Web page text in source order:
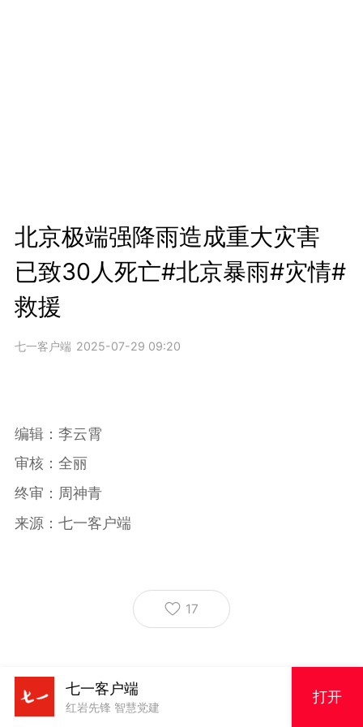
北京极端强降雨造成重大灾害
已致30人死亡#北京暴雨#灾情#
救援
七一客户端 2025-07-29 09:20
编辑：李云霄
审核：全丽
终审：周神青
来源：七一客户端
17
七一客户端
红岩先锋 智慧党建
打开